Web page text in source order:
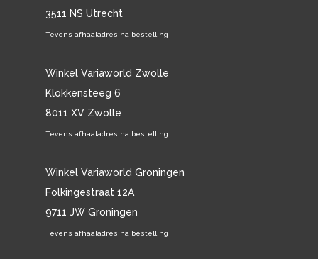
3511 NS Utrecht
Tevens afhaaladres na bestelling
Winkel Variaworld Zwolle
Klokkensteeg 6
8011 XV Zwolle
Tevens afhaaladres na bestelling
Winkel Variaworld Groningen
Folkingestraat 12A
9711 JW Groningen
Tevens afhaaladres na bestelling